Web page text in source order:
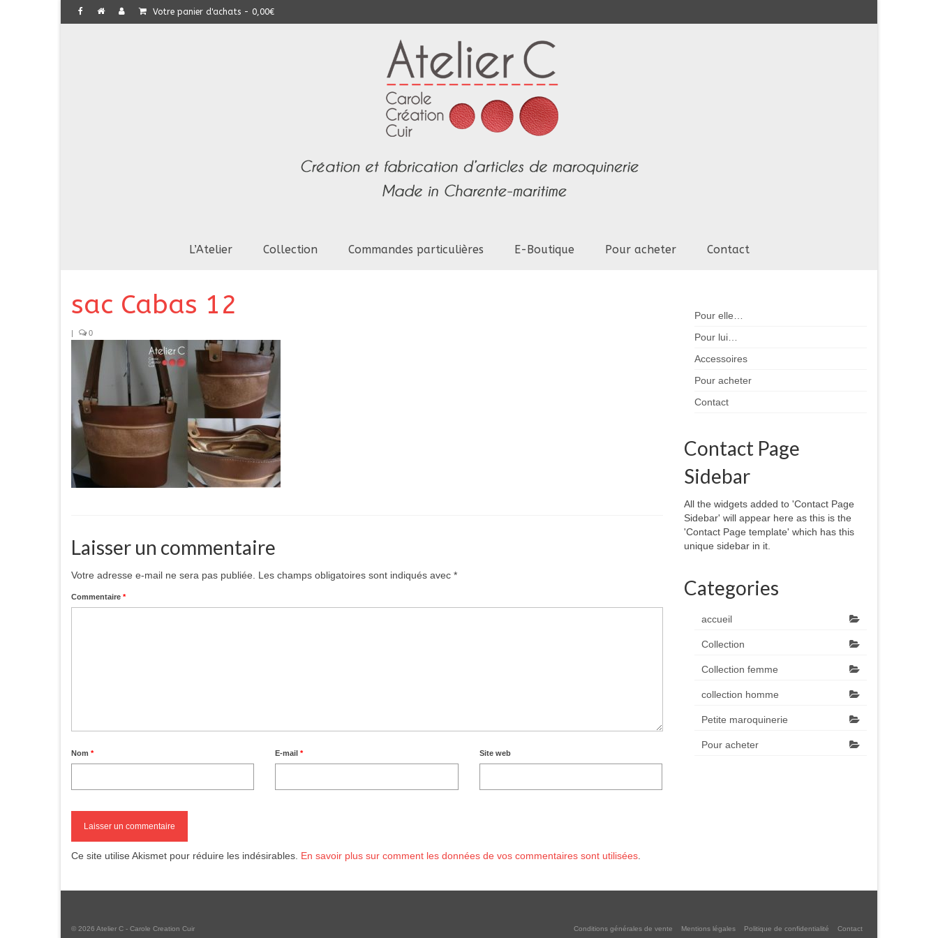
Votre panier d'achats - 0,00€
L’Atelier Collection Commandes particulières E-Boutique Pour acheter Contact
sac Cabas 12
| 0
Laisser un commentaire
Votre adresse e-mail ne sera pas publiée. Les champs obligatoires sont indiqués avec *
Commentaire *
Nom * E-mail* Site web
Ce site utilise Akismet pour réduire les indésirables. En savoir plus sur comment les données de vos commentaires sont utilisées
Pour elle…
Pour lui…
Accessoires
Pour acheter
Contact
Contact Page
Sidebar
All the widgets added to 'Contact Page
Sidebar' will appear here as this is the
'Contact Page template' which has this
unique sidebar in it.
Categories
accueil
Collection
Collection femme
collection homme
Petite maroquinerie
Pour acheter
Conditions générales de vente Mentions légales Politique de confidentialité Contact
© 2026 Atelier C - Carole Creation Cuir